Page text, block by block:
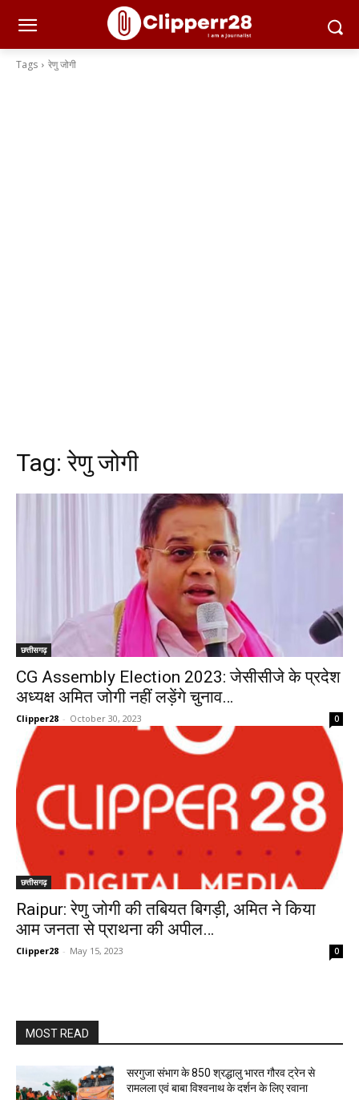
Tags रेणु जोगी
Tag:रेणु जोगी
छत्तीसगढ़
CG Assembly Election 2023: जेसीसीजे के प्रदेश
अध्यक्ष अमित जोगी नहीं लड़ेंगे चुनाव…
Clipper28 - October 30, 2023 0
छत्तीसगढ़
Raipur: रेणु जोगी की तबियत बिगड़ी, अमित ने किया
आम जनता से प्राथना की अपील…
Clipper28 - May 15, 2023 0
MOST READ
सरगुजा संभाग के 850 श्रद्धालु भारत गौरव ट्रेन से
रामलला एवं बाबा विश्वनाथ के दर्शन के लिए रवाना